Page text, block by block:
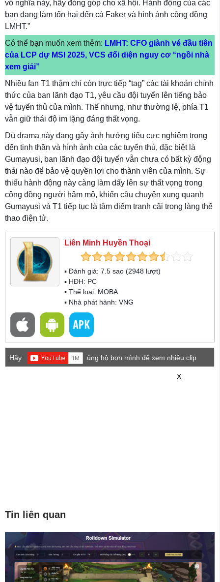
vô nghĩa này, hãy đóng góp cho xã hội. Hành động của các
bạn đang làm tổn hại đến cả Faker và hình ảnh cộng đồng
LMHT.”
Có thể bạn muốn xem thêm: LMHT: CFO giành vé đầu tiên
của LCP dự MSI 2025, VCS đối diện nguy cơ “ngồi nhà
xem giải”
Nhiều fan T1 thậm chí còn trực tiếp “tag” các tài khoản chính
thức của ban lãnh đạo T1, yêu cầu đội tuyển lên tiếng bảo
vệ tuyển thủ của mình. Thế nhưng, như thường lệ, phía T1
vẫn giữ thái độ im lặng đáng thất vọng.
Dù drama này đang gây ảnh hưởng tiêu cực nghiêm trọng
đến tinh thần và hình ảnh của các tuyển thủ, đặc biệt là
Gumayusi, ban lãnh đạo đội tuyển vẫn chưa có bất kỳ động
thái nào để bảo vệ quyền lợi cho thành viên của mình. Sự
thiếu hành động này càng làm dấy lên sự thất vọng trong
cộng đồng người hâm mộ, khiến câu chuyện xung quanh
Gumayusi và T1 tiếp tục là tâm điểm tranh cãi trong làng thể
thao điện tử.
Liên Minh Huyền Thoại
▪ Đánh giá: 7.5 sao (2948 lượt)
▪ HĐH: PC
▪ Thể loại: MOBA
▪ Nhà phát hành: VNG
Hãy
ủng hộ bọn mình để xem nhiều clip
X
Tin liên quan